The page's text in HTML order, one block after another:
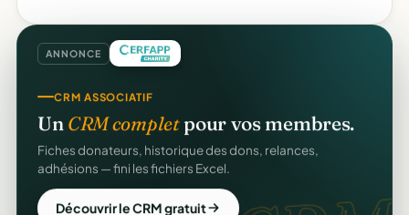
ANNONCE
CRM ASSOCIATIF
Un CRM completpour vos membres.
Fiches donateurs, historique des dons, relances,
adhésions — fini les fichiers Excel.
Découvrir le CRM gratuit